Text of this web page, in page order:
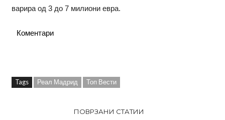
варира од 3 до 7 милиони евра.
Коментари
Tags Реал Мадрид Топ Вести
ПОВРЗАНИ СТАТИИ